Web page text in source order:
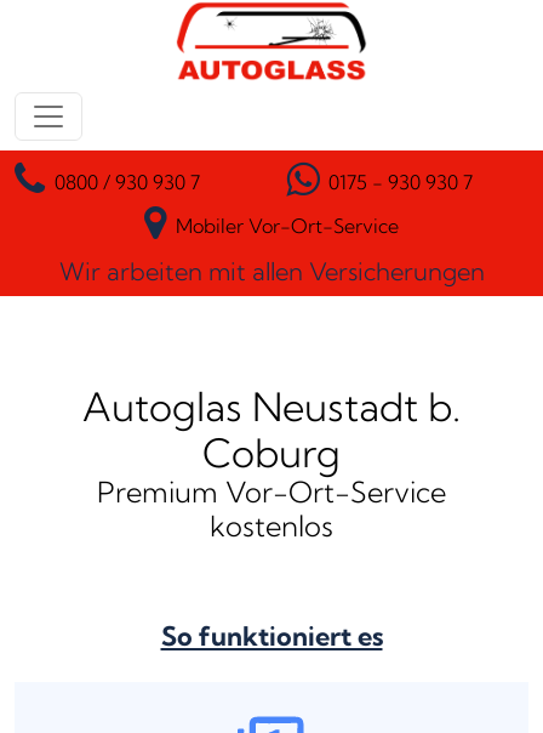
Zum Inhalt springen
Hauptnavigation
0800 / 930 930 7
0175 - 930 930 7
Mobiler Vor-Ort-Service
Wir arbeiten mit allen Versicherungen
Autoglas Neustadt b.
Coburg
Premium Vor-Ort-Service
kostenlos
So funktioniert es